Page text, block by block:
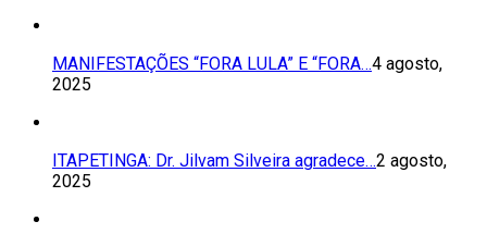
MANIFESTAÇÕES “FORA LULA” E “FORA…4 agosto,
2025
ITAPETINGA: Dr. Jilvam Silveira agradece…2 agosto,
2025